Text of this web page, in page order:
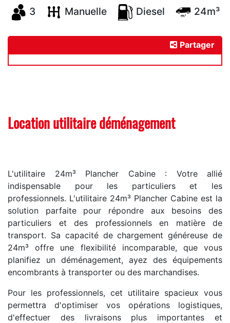
3 Manuelle Diesel 24m³
Partager
Location utilitaire déménagement
L'utilitaire 24m³ Plancher Cabine : Votre allié
indispensable pour les particuliers et les
professionnels. L'utilitaire 24m³ Plancher Cabine est la
solution parfaite pour répondre aux besoins des
particuliers et des professionnels en matière de
transport. Sa capacité de chargement généreuse de
24m³ offre une flexibilité incomparable, que vous
planifiez un déménagement, ayez des équipements
encombrants à transporter ou des marchandises.
Pour les professionnels, cet utilitaire spacieux vous
permettra d'optimiser vos opérations logistiques,
d'effectuer des livraisons plus importantes et